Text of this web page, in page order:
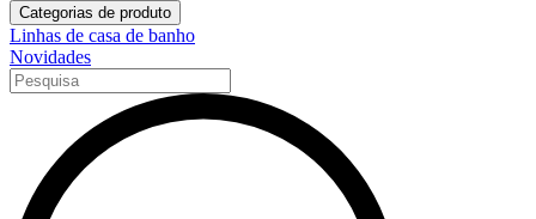
Categorias de produto
Linhas de casa de banho
Novidades